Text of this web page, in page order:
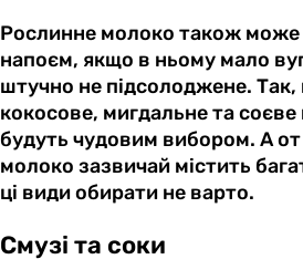
Рослинне молоко також
напоєм, якщо в ньому мало
штучно не підсолоджене. Так,
кокосове, мигдальне та
будуть чудовим вибором. А от
молоко зазвичай містить
ці види обирати не варто.
Смузі та соки